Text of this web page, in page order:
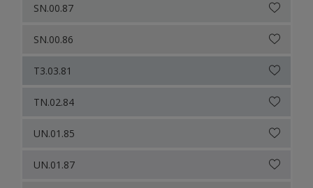
SN.00.87
SN.00.86
T3.03.81
TN.02.84
UN.01.85
UN.01.87